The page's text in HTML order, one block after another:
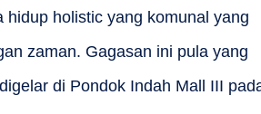
holistic yang komunal yang
zaman. Gagasan ini pula yang
di Pondok Indah Mall III